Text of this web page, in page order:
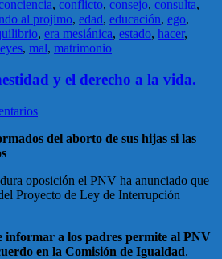
, conflicto, consejo, consulta,
al projimo, edad, educación, ego,
, era mesiánica, estado, hacer,
, mal, matrimonio
y el derecho a la vida.
del aborto de sus hijas si las
oposición el PNV ha anunciado que
Proyecto de Ley de Interrupción
informar a los padres permite al PNV
en la Comisión de Igualdad.